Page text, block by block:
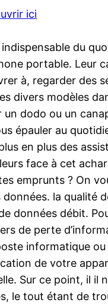
ici
indispensable du
portable. Leur
à, regarder des
divers modèles
un dodo ou un
épauler au
en plus des
face à cet
emprunts ? On
la qualité
données débit.
de perte
informatique
de votre
Sur ce point, il il
le tout étant de